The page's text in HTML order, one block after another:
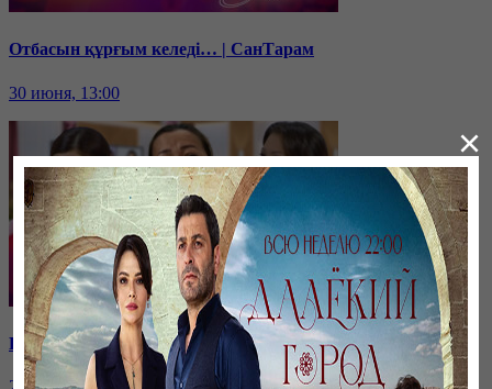
Отбасын құрғым келеді… | СанТарам
30 июня, 13:00
Қарыздан қалай құтыламын? | СанТарам
×